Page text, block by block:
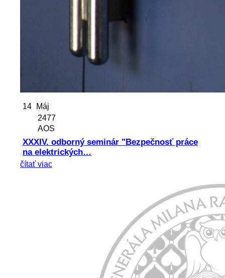
14
Máj
2477
AOS
XXXIV. odborný seminár "Bezpečnosť práce
na elektrických…
čítať viac